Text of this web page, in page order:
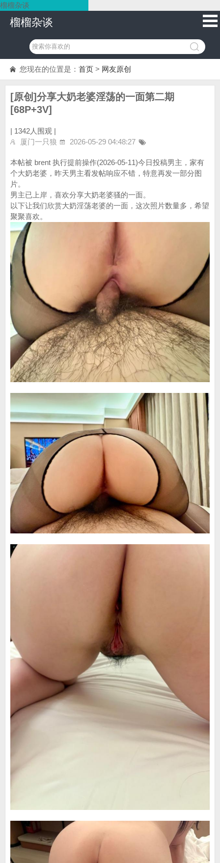
榴榴杂谈
榴榴杂谈
您现在的位置是： 首页 > 网友原创
[原创]分享大奶老婆淫荡的一面第二期
[68P+3V]
| 1342人围观 |
厦门一只狼
2026-05-29 04:48:27
本帖被 brent 执行提前操作(2026-05-11)今日投稿男主，家有
个大奶老婆，昨天男主看发帖响应不错，特意再发一部分图
片。
男主已上岸，喜欢分享大奶老婆骚的一面。
以下让我们欣赏大奶淫荡老婆的一面，这次照片数量多，希望
聚聚喜欢。